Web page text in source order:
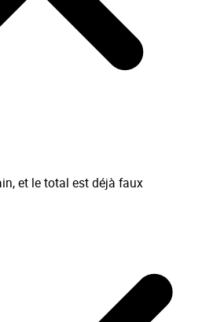
et le total est déjà faux